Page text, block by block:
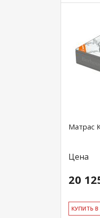
Матрас
Цена
20
КУ­ПИТЬ